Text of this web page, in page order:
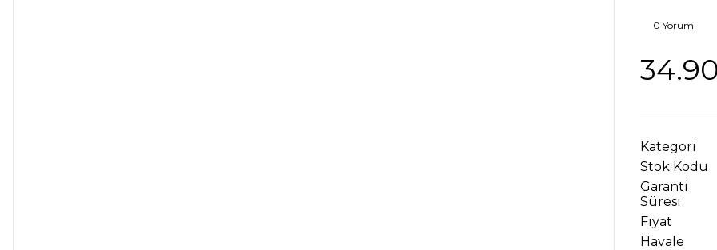
0 Yorum
Kategori
Stok Kodu
Garanti
Süresi
Fiyat
Havale